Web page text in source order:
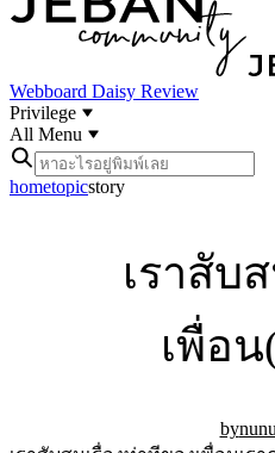
Webboard Daisy Review
Privilege
All Menu
hometopicstory
เราสับ
เพื่อ